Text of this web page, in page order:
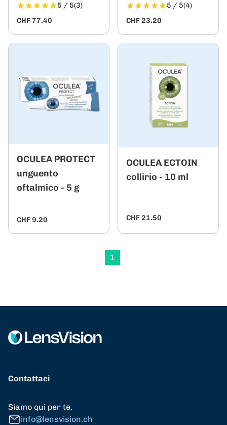
5 / 5(3)
CHF 77.40
5 / 5(4)
CHF 23.20
OCULEA PROTECT
unguento
oftalmico - 5 g
CHF 9.20
OCULEA ECTOIN
collirio - 10 ml
CHF 21.50
1
Contattaci
Siamo qui per te.
info@lensvision.ch